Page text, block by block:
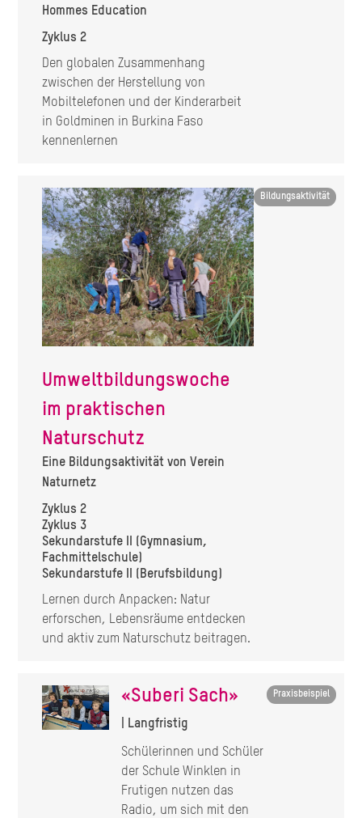
Hommes Education
Zyklus 2
Den globalen Zusammenhang
zwischen der Herstellung von
Mobiltelefonen und der Kinderarbeit
in Goldminen in Burkina Faso
kennenlernen
Bildungsaktivität
Image
Umweltbildungswoche
im praktischen
Naturschutz
Eine Bildungsaktivität von Verein
Naturnetz
Zyklus 2
Zyklus 3
Sekundarstufe II (Gymnasium,
Fachmittelschule)
Sekundarstufe II (Berufsbildung)
Lernen durch Anpacken: Natur
erforschen, Lebensräume entdecken
und aktiv zum Naturschutz beitragen.
Praxisbeispiel
«Suberi Sach»
| Langfristig
Schülerinnen und Schüler
der Schule Winklen in
Frutigen nutzen das
Radio, um sich mit den